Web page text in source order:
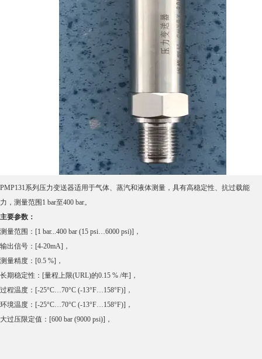
PMP131系列压力变送器适用于气体、蒸汽和液体测量，具有高稳定性、抗过载能
力，测量范围1 bar至400 bar。
主要参数：
测量范围：[1 bar...400 bar (15 psi…6000 psi)]，
输出信号：[4-20mA]，
测量精度：[0.5 %]，
长期稳定性：[量程上限(URL)的0.15 % /年]，
过程温度：[-25°C…70°C (-13°F…158°F)]，
环境温度：[-25°C…70°C (-13°F…158°F)]，
大过压限定值：[600 bar (9000 psi)]，